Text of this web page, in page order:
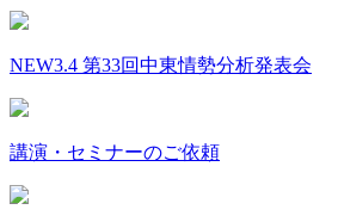
NEW3.4 第33回中東情勢分析発表会
講演・セミナーのご依頼